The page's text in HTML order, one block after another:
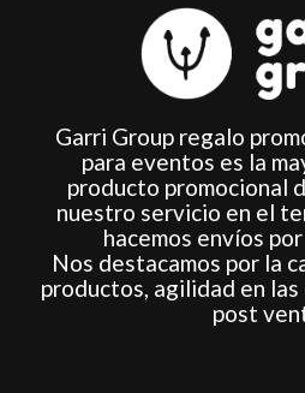
Garri Group regalo
para eventos es la
producto promocional
nuestro servicio en el
hacemos envíos
Nos destacamos por la
productos, agilidad en
post